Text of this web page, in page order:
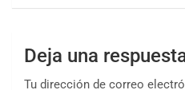
Deja una
Tu dirección de correo